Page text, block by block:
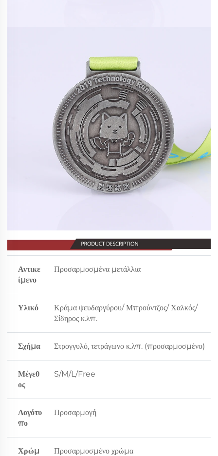
Αντικε
ίμενο
Προσαρμοσμένα μετάλλια
Υλικό
Κράμα ψευδαργύρου/ Μπρούντζος/ Χαλκός/
Σίδηρος κ.λπ.
Σχήμα Στρογγυλό, τετράγωνο κ.λπ. (προσαρμοσμένο)
Μέγεθ
ος
S/M/L/Free
Λογότυ
πο
Προσαρμογή
Χρώμ
Προσαρμοσμένο χρώμα